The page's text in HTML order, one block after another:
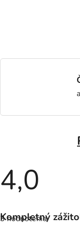
4,0
hodnotenie
produktu
3 hodnotenia
Kompletný